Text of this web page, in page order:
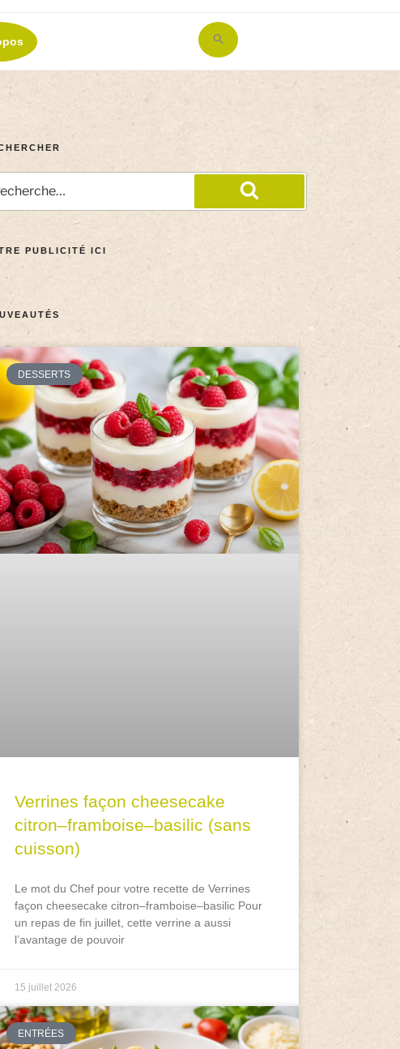
Search
for:
PUBLICITÉ ICI
DESSERTS
Verrines façon cheesecake
citron–framboise–basilic (sans
cuisson)
Le mot du Chef pour votre recette de Verrines
façon cheesecake citron–framboise–basilic Pour
un repas de fin juillet, cette verrine a aussi
l’avantage de pouvoir
15 juillet 2026
ENTRÉES